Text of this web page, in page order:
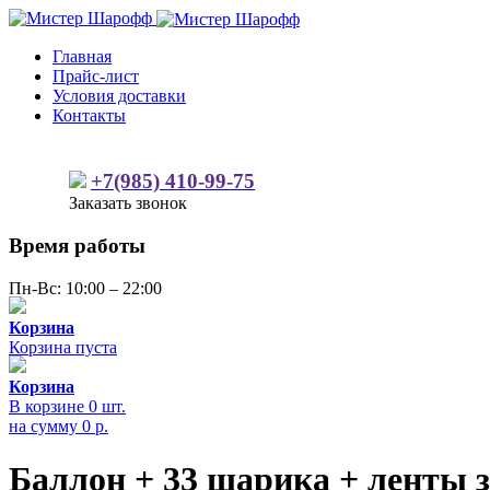
Главная
Прайс-лист
Условия доставки
Контакты
+7(985) 410-99-75
Заказать звонок
Время работы
Пн-Вс: 10:00 – 22:00
Корзина
Корзина пуста
Корзина
В корзине 0 шт.
на сумму 0 р.
Баллон + 33 шарика + ленты